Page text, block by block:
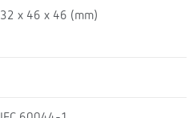
32 x 46 x 46 (mm)